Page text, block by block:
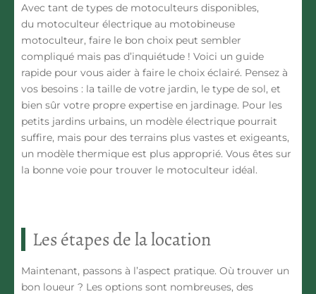
Avec tant de types de motoculteurs disponibles,
du motoculteur électrique au motobineuse
motoculteur, faire le bon choix peut sembler
compliqué mais pas d’inquiétude ! Voici un guide
rapide pour vous aider à faire le choix éclairé. Pensez à
vos besoins : la taille de votre jardin, le type de sol, et
bien sûr votre propre expertise en jardinage. Pour les
petits jardins urbains, un modèle électrique pourrait
suffire, mais pour des terrains plus vastes et exigeants,
un modèle thermique est plus approprié. Vous êtes sur
la bonne voie pour trouver le motoculteur idéal.
Les étapes de la location
Maintenant, passons à l’aspect pratique. Où trouver un
bon loueur ? Les options sont nombreuses, des